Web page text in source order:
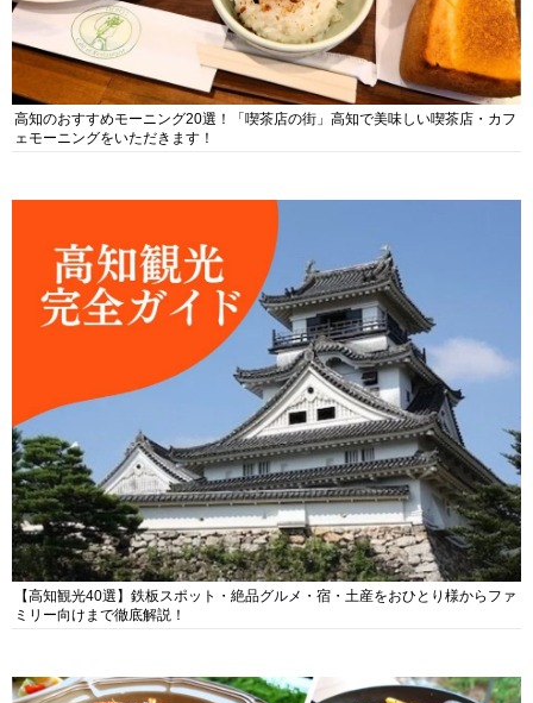
高知のおすすめモーニング20選！「喫茶店の街」高知で美味しい喫茶店・カフ
ェモーニングをいただきます！
【高知観光40選】鉄板スポット・絶品グルメ・宿・土産をおひとり様からファ
ミリー向けまで徹底解説！